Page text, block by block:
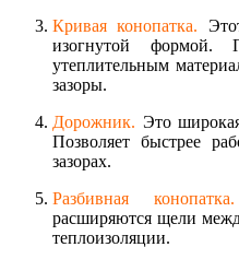
Кривая конопатка.
изогнутой формой.
утеплительным
зазоры.
Дорожник. Это
Позволяет быстрее
зазорах.
Разбивная конопатка.
расширяются щели
теплоизоляции.